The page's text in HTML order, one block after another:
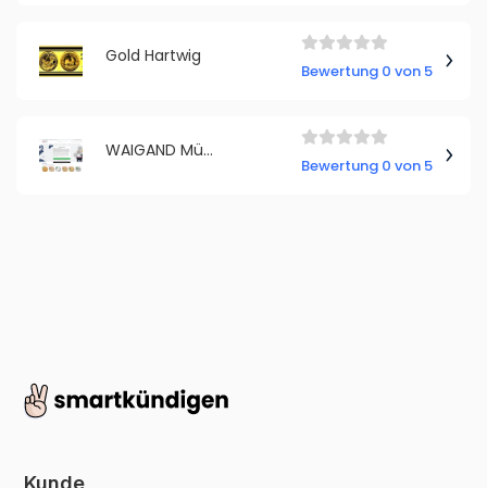
Gold Hartwig
Bewertung 0 von 5
WAIGAND Münzen
Bewertung 0 von 5
Kunde